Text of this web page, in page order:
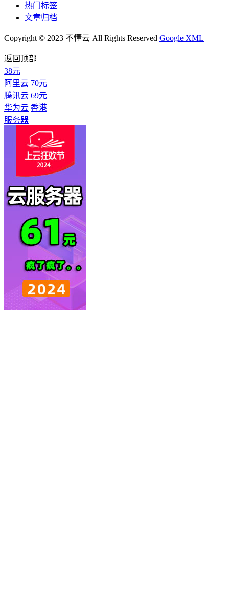
热门标签
文章归档
Copyright © 2023 不懂云 All Rights Reserved Google XML
返回顶部
38元
阿里云 70元
腾讯云 69元
华为云 香港
服务器